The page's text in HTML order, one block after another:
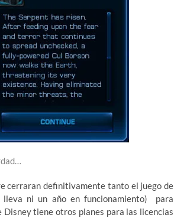
cerraran definitivamente tanto el juego de
lleva ni un año en funcionamiento) para
Disney tiene otros planes para las licencias